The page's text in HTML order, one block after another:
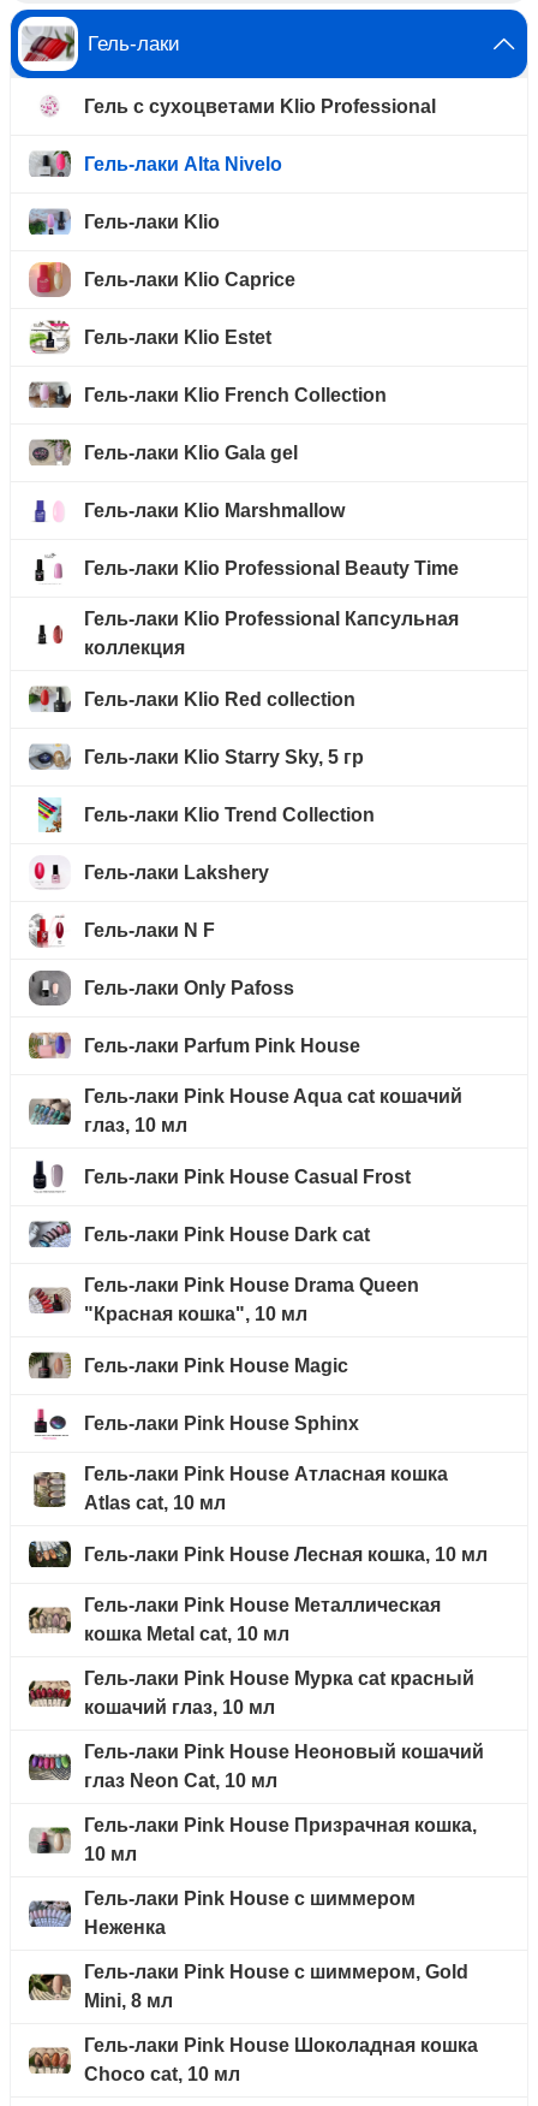
Гель-лаки
Гель с сухоцветами Klio Professional
Гель-лаки Alta Nivelo
Гель-лаки Klio
Гель-лаки Klio Caprice
Гель-лаки Klio Estet
Гель-лаки Klio French Collection
Гель-лаки Klio Gala gel
Гель-лаки Klio Marshmallow
Гель-лаки Klio Professional Beauty Time
Гель-лаки Klio Professional Капсульная
коллекция
Гель-лаки Klio Red collection
Гель-лаки Klio Starry Sky, 5 гр
Гель-лаки Klio Trend Collection
Гель-лаки Lakshery
Гель-лаки N F
Гель-лаки Only Pafoss
Гель-лаки Parfum Pink House
Гель-лаки Pink House Aqua cat кошачий
глаз, 10 мл
Гель-лаки Pink House Casual Frost
Гель-лаки Pink House Dark cat
Гель-лаки Pink House Drama Queen
"Красная кошка", 10 мл
Гель-лаки Pink House Magic
Гель-лаки Pink House Sphinx
Гель-лаки Pink House Атласная кошка
Atlas cat, 10 мл
Гель-лаки Pink House Лесная кошка, 10 мл
Гель-лаки Pink House Металлическая
кошка Metal cat, 10 мл
Гель-лаки Pink House Мурка cat красный
кошачий глаз, 10 мл
Гель-лаки Pink House Неоновый кошачий
глаз Neon Cat, 10 мл
Гель-лаки Pink House Призрачная кошка,
10 мл
Гель-лаки Pink House с шиммером
Неженка
Гель-лаки Pink House с шиммером, Gold
Mini, 8 мл
Гель-лаки Pink House Шоколадная кошка
Choco cat, 10 мл